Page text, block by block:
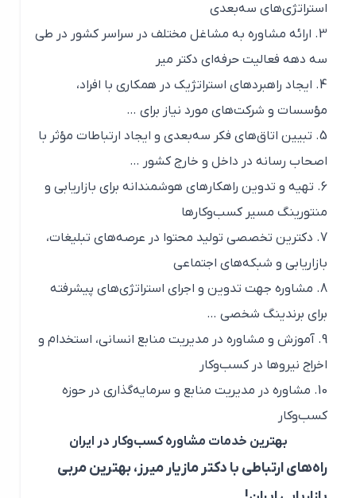
استراتژی‌های سه‌بعدی
ارائه مشاوره به مشاغل مختلف در سراسر کشور در طی
سه دهه فعالیت حرفه‌ای دکتر میر
ایجاد راهبردهای استراتژیک در همکاری با افراد،
مؤسسات و شرکت‌های مورد نیاز برای …
تبیین اتاق‌های فکر سه‌بعدی و ایجاد ارتباطات مؤثر با
اصحاب رسانه در داخل و خارج کشور …
تهیه و تدوین راهکارهای هوشمندانه برای بازاریابی و
منتورینگ مسیر کسب‌وکارها
دکترین تخصصی تولید محتوا در عرصه‌های تبلیغات،
بازاریابی و شبکه‌های اجتماعی
مشاوره جهت تدوین و اجرای استراتژی‌های پیشرفته
برای برندینگ شخصی …
آموزش و مشاوره در مدیریت منابع انسانی، استخدام و
اخراج نیروها در کسب‌وکار
مشاوره در مدیریت منابع و سرمایه‌گذاری در حوزه
کسب‌وکار
بهترین خدمات مشاوره کسب‌وکار در ایران
راه‌های ارتباطی با دکتر مازیار میرز، بهترین مربی